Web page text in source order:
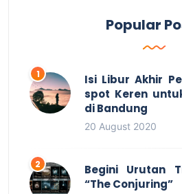
Popular
Isi Libur Akhir
spot Keren
di Bandung
20 August 2020
Begini Urutan
“The Conjuring”